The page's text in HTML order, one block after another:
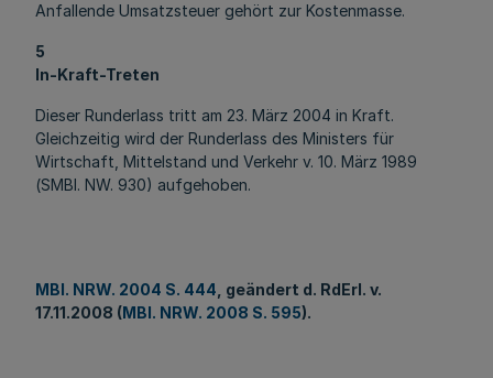
Anfallende Umsatzsteuer gehört zur Kostenmasse.
5
In-Kraft-Treten
Dieser Runderlass tritt am 23. März 2004 in Kraft.
Gleichzeitig wird der Runderlass des Ministers für
Wirtschaft, Mittelstand und Verkehr v. 10. März 1989
(SMBl. NW. 930) aufgehoben.
MBl. NRW. 2004 S. 444 , geändert d. RdErl. v.
17.11.2008 (MBl. NRW. 2008 S. 595).